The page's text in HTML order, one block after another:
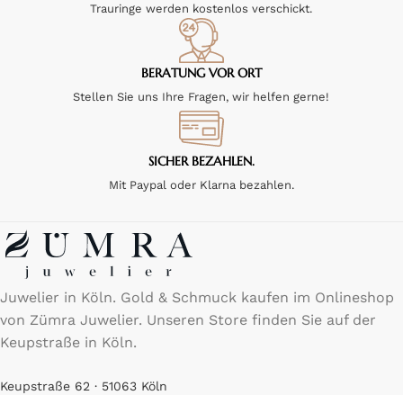
Trauringe werden kostenlos verschickt.
BERATUNG VOR ORT
Stellen Sie uns Ihre Fragen, wir helfen gerne!
SICHER BEZAHLEN.
Mit Paypal oder Klarna bezahlen.
Juwelier in Köln. Gold & Schmuck kaufen im Onlineshop
von Zümra Juwelier. Unseren Store finden Sie auf der
Keupstraße in Köln.
Keupstraße 62 · 51063 Köln